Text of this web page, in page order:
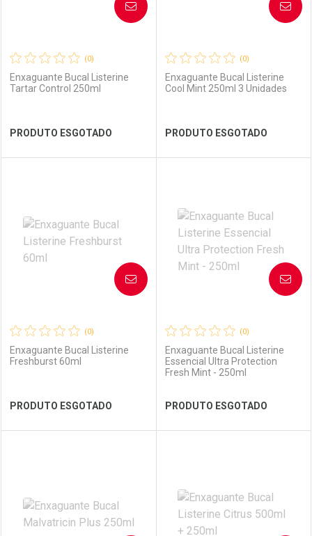
Ver Desconto Convênio Ver Desconto Convênio
(0)
Enxaguante Bucal Listerine
Tartar Control 250ml
PRODUTO ESGOTADO
AVISE-ME
Laboratório
Ver Desconto Convênio
Por Menos
(0)
Enxaguante Bucal Listerine
Cool Mint 250ml 3 Unidades
PRODUTO ESGOTADO
AVISE-ME
Laboratório
Ver Desconto Convênio
Por Menos
(0)
Enxaguante Bucal Listerine
Freshburst 60ml
PRODUTO ESGOTADO
AVISE-ME
(0)
Enxaguante Bucal Listerine
Essencial Ultra Protection
Fresh Mint - 250ml
PRODUTO ESGOTADO
AVISE-ME
Laboratório
Por Menos